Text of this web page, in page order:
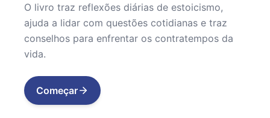
O livro traz reflexões diárias de estoicismo,
ajuda a lidar com questões cotidianas e traz
conselhos para enfrentar os contratempos da
vida.
Começar